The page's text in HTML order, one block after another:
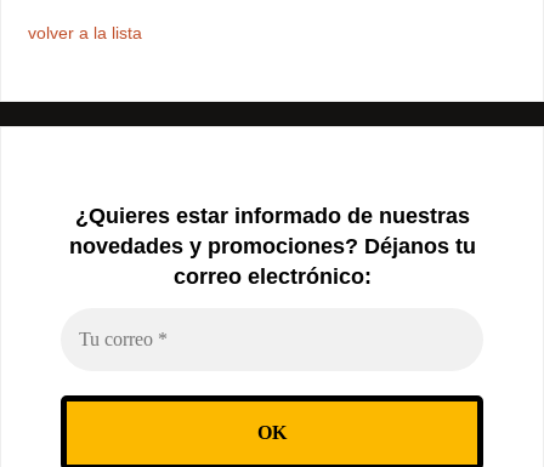
volver a la lista
¿Quieres estar informado de nuestras
novedades y promociones? Déjanos tu
correo electrónico: